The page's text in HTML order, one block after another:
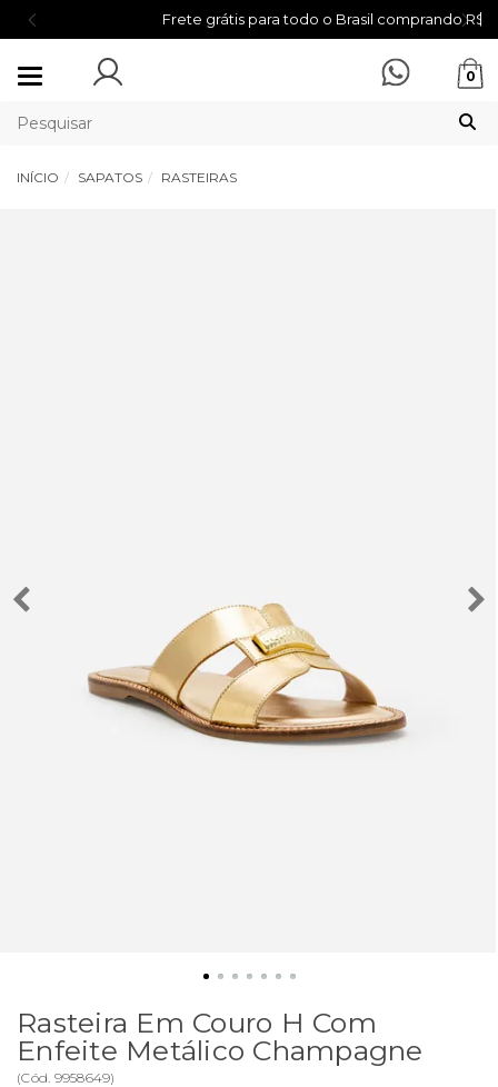
Frete grátis para todo o Brasil comprando R$ 899,00
Mudar
0
INÍCIO SAPATOS RASTEIRAS
Rasteira Em Couro H Com
Enfeite Metálico Champagne
(Cód. 9958649)